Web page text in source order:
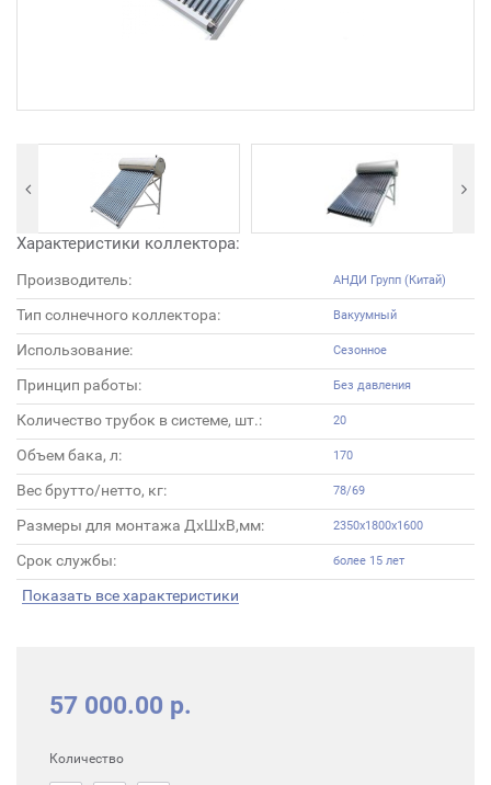
Характеристики коллектора:
Производитель: АНДИ Групп (Китай)
Тип солнечного коллектора: Вакуумный
Использование: Сезонное
Принцип работы: Без давления
Количество трубок в системе, шт.: 20
Объем бака, л: 170
Вес брутто/нетто, кг: 78/69
Размеры для монтажа ДхШхВ,мм: 2350х1800х1600
Срок службы: более 15 лет
Показать все характеристики
57 000.00 р.
Количество